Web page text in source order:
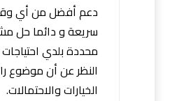
دعم أفضل من أي
سريعة و دائما حل
محددة بلدي
النظر عن أن موضوع
الخيارات والاحتمالات.